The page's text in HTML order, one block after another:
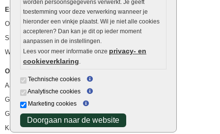
worden persoonsgegevens verwerkt. Je geeft
toestemming voor deze verwerking wanneer je
hieronder een vinkje plaatst. Wil je niet alle cookies
accepteren? Dan kan je dit op ieder moment
aanpassen in de instellingen.
Lees voor meer informatie onze privacy- en
cookieverklaring
Technische cookies
Analytische cookies
Marketing cookies
Doorgaan naar de website
Extra benodigdheden
Ophoogzand
Siergrind en siersplit
Waterafvoer
Overig
Aanbiedingen
Goedkope bestrating
Goedkope tuintegels
Kunstgras